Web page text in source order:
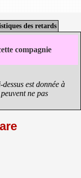
des retards
compagnie
est donnée à
ne pas